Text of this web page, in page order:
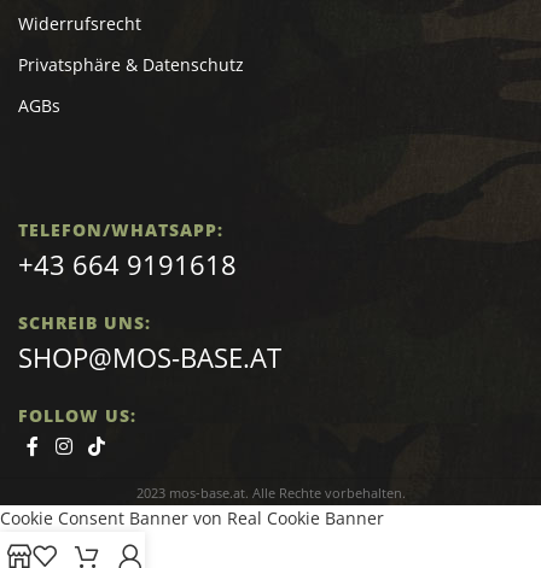
Widerrufsrecht
Privatsphäre & Datenschutz
AGBs
TELEFON/WHATSAPP:
+43 664 9191618
SCHREIB UNS:
SHOP@MOS-BASE.AT
FOLLOW US:
2023 mos-base.at. Alle Rechte vorbehalten.
Cookie Consent Banner von Real Cookie Banner